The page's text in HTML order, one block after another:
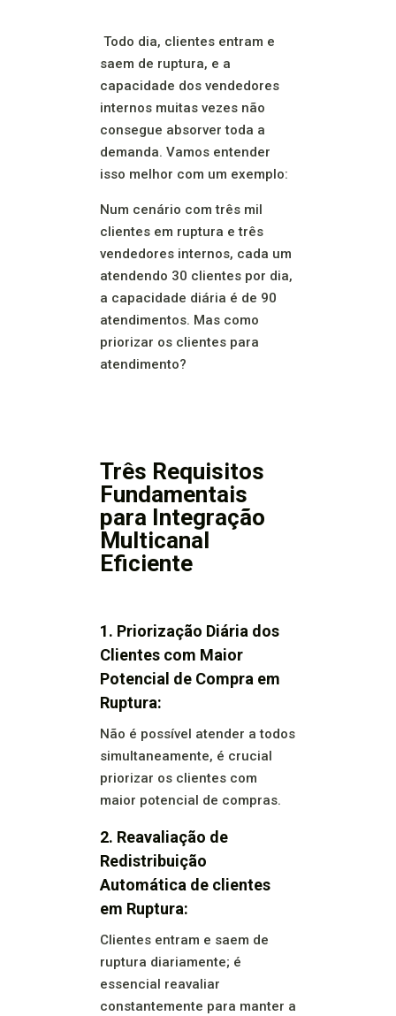
Todo dia, clientes entram e
saem de ruptura, e a
capacidade dos vendedores
internos muitas vezes não
consegue absorver toda a
demanda. Vamos entender
isso melhor com um exemplo:
Num cenário com três mil
clientes em ruptura e três
vendedores internos, cada um
atendendo 30 clientes por dia,
a capacidade diária é de 90
atendimentos. Mas como
priorizar os clientes para
atendimento?
Três Requisitos
Fundamentais
para Integração
Multicanal
Eficiente
1. Priorização Diária dos
Clientes com Maior
Potencial de Compra em
Ruptura:
Não é possível atender a todos
simultaneamente, é crucial
priorizar os clientes com
maior potencial de compras.
2. Reavaliação de
Redistribuição
Automática de clientes
em Ruptura:
Clientes entram e saem de
ruptura diariamente; é
essencial reavaliar
constantemente para manter a